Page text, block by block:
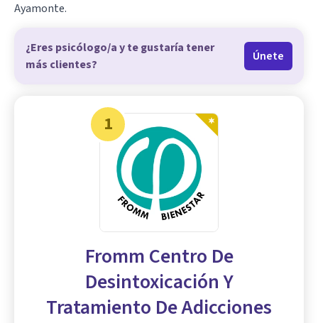
Ayamonte.
¿Eres psicólogo/a y te gustaría tener
más clientes?
Únete
1
Fromm Centro De
Desintoxicación Y
Tratamiento De Adicciones